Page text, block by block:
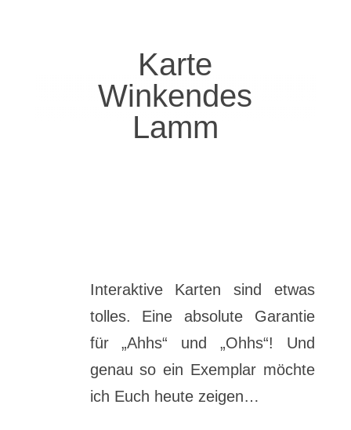
Karte
Winkendes
Lamm
Interaktive Karten sind etwas
tolles. Eine absolute Garantie
für „Ahhs“ und „Ohhs“! Und
genau so ein Exemplar möchte
ich Euch heute zeigen…